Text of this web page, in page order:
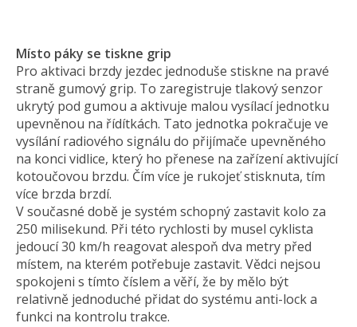
Místo páky se tiskne grip
Pro aktivaci brzdy jezdec jednoduše stiskne na pravé
straně gumový grip. To zaregistruje tlakový senzor
ukrytý pod gumou a aktivuje malou vysílací jednotku
upevněnou na řídítkách. Tato jednotka pokračuje ve
vysílání radiového signálu do přijímače upevněného
na konci vidlice, který ho přenese na zařízení aktivující
kotoučovou brzdu. Čím více je rukojeť stisknuta, tím
více brzda brzdí.
V současné době je systém schopný zastavit kolo za
250 milisekund. Při této rychlosti by musel cyklista
jedoucí 30 km/h reagovat alespoň dva metry před
místem, na kterém potřebuje zastavit. Vědci nejsou
spokojeni s tímto číslem a věří, že by mělo být
relativně jednoduché přidat do systému anti-lock a
funkci na kontrolu trakce.